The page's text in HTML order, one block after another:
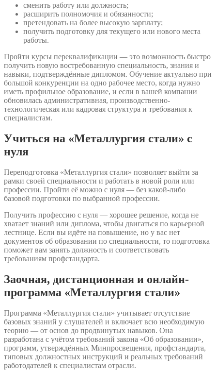
сменить работу или должность;
расширить полномочия и обязанности;
претендовать на более высокую зарплату;
получить подготовку для текущего или нового места
работы.
Пройти курсы переквалификации — это возможность быстро
получить новую востребованную специальность, знания и
навыки, подтверждённые дипломом. Обучение актуально при
большой конкуренции на одно рабочее место, когда нужно
иметь профильное образование, и если в вашей компании
обновилась административная, производственно-
технологическая или кадровая структура и требования к
специалистам.
Учиться на «Металлургия стали» с
нуля
Переподготовка «Металлургия стали» позволяет выйти за
рамки своей специальности и работать в новой роли или
профессии. Пройти её можно с нуля — без какой-либо
базовой подготовки по выбранной профессии.
Получить профессию с нуля — хорошее решение, когда не
хватает знаний или диплома, чтобы двигаться по карьерной
лестнице. Если вы идёте на повышение, но у вас нет
документов об образовании по специальности, то подготовка
поможет вам занять должность и соответствовать
требованиям профстандарта.
Заочная, дистанционная и онлайн-
программа «Металлургия стали»
Программа «Металлургия стали» учитывает отсутствие
базовых знаний у слушателей и включает всю необходимую
теорию — от основ до продвинутых навыков. Она
разработана с учётом требований закона «Об образовании»,
программ, утверждённых Минпросвещения, профстандарта,
типовых должностных инструкций и реальных требований
работодателей к специалистам отрасли.